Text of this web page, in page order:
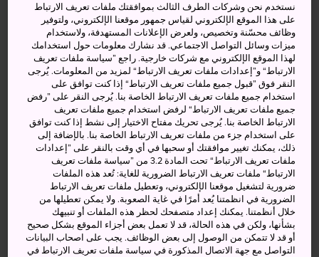
الأولى، وذلك لكونها موطن لمجموعة متنوعة من المصانع
والمزارات التاريخية.
أنشطة ومعالم رائعة
استمتع بكل قضمة من دجاج ياكيتوري الإماباري
المقرمش المشوي
تجول بالدراجة عبر طريق شيمانامي كايدو لتستمتع
بأشعة الشمس الدافئة والمناظر المذهلة المطلة على
بحر سيتو الداخلي
شاهد فن صناعة المناشف العجيبة في متحف
إماباري للمناشف
نستخدم نحن وشركات الطرف الثالث بموافقتك ملفات تعريف الارتباط
على هذا الموقع الإلكتروني لقياس جمهور موقعنا الإلكتروني، ولتوفير
وظائف محسّنة وتخصيص، ولعرض الإعلانات المستهدفة، ولاستخدام
ميزات وسائل التواصل الاجتماعي. قد نشارك معلومات حول استخدامك
لهذا الموقع الإلكتروني مع شركات خارجية. راجع ”سياسة ملفات تعريف
الارتباط“ و”إعدادات ملفات تعريف الارتباط“ لمزيد من المعلومات. يُرجى
النقر فوق ”قبول جميع ملفات تعريف الارتباط“ إذا كنت توافق على
استخدام جميع ملفات تعريف الارتباط الخاصة بنا. يُرجى النقر على ”رفض
جميع ملفات تعريف الارتباط“ لرفض استخدام جميع ملفات تعريف
الارتباط الخاصة بنا. يُرجى تحريك مفتاح الاختيار إلى نشط إذا كنت توافق
على استخدام جزء من ملفات تعريف الارتباط الخاصة بنا. بالإضافة إلى
ذلك، يمكنك تغيير موافقتك أو سحبها في أي وقت بالنقر على ”إعدادات
ملفات تعريف الارتباط“ تحت المادة 3.2 من ”سياسة ملفات تعريف
الارتباط“ ملفات تعريف الارتباط الضرورية للغاية: تُعد هذه الملفات
ضرورية لتشغيل موقعنا الإلكتروني، وتعطيل ملفات تعريف الارتباط
الضرورية في انظمتنا يُعد أمرًا في غاية الصعوبة. ولا يمكن تعطيلها من
خلال أنظمتنا. يمكنك إعداد متصفحك لحظر هذه الملفات أو تنبيهك
بشأنها، ولكن في هذه الحالة، قد لا تعمل بعض أجزاء الموقع بشكل صحيح
أو قد لا تتمكن من الوصول إلى بعض الوظائف. يجب على اصحاب البيانات
التواصل مع جهة الاتصال المذكورة في سياسة ملفات تعريف الارتباط في